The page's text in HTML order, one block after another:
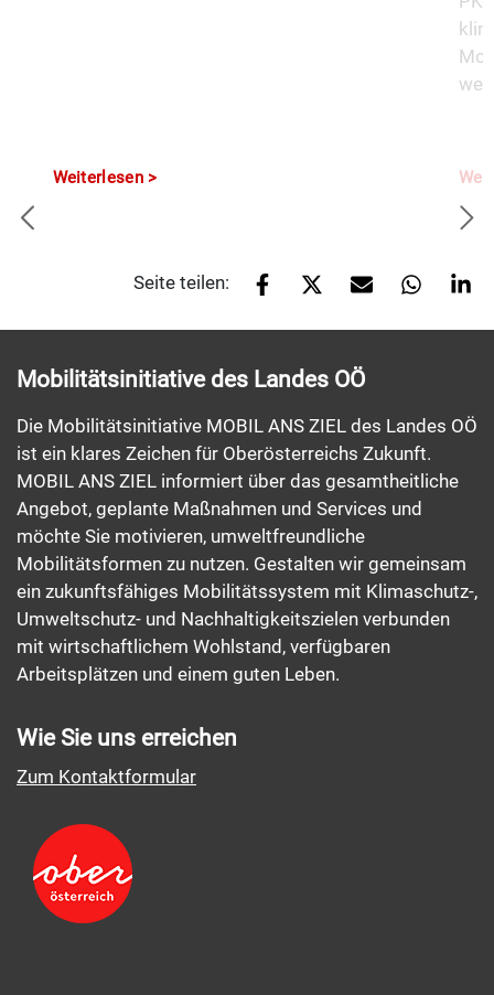
Weiterlesen
Seite teilen:
Mobilitätsinitiative des Landes OÖ
Die Mobilitätsinitiative MOBIL ANS ZIEL des Landes OÖ
ist ein klares Zeichen für Oberösterreichs Zukunft.
MOBIL ANS ZIEL informiert über das gesamtheitliche
Angebot, geplante Maßnahmen und Services und
möchte Sie motivieren, umweltfreundliche
Mobilitätsformen zu nutzen. Gestalten wir gemeinsam
ein zukunftsfähiges Mobilitätssystem mit Klimaschutz-,
Umweltschutz- und Nachhaltigkeitszielen verbunden
mit wirtschaftlichem Wohlstand, verfügbaren
Arbeitsplätzen und einem guten Leben.
Wie Sie uns erreichen
Zum Kontaktformular